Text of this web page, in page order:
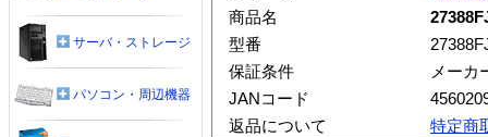
商品名
型番
保証条件
メーカ
JANコード
返品について
特定商
サーバ・ストレージ
パソコン・周辺機器